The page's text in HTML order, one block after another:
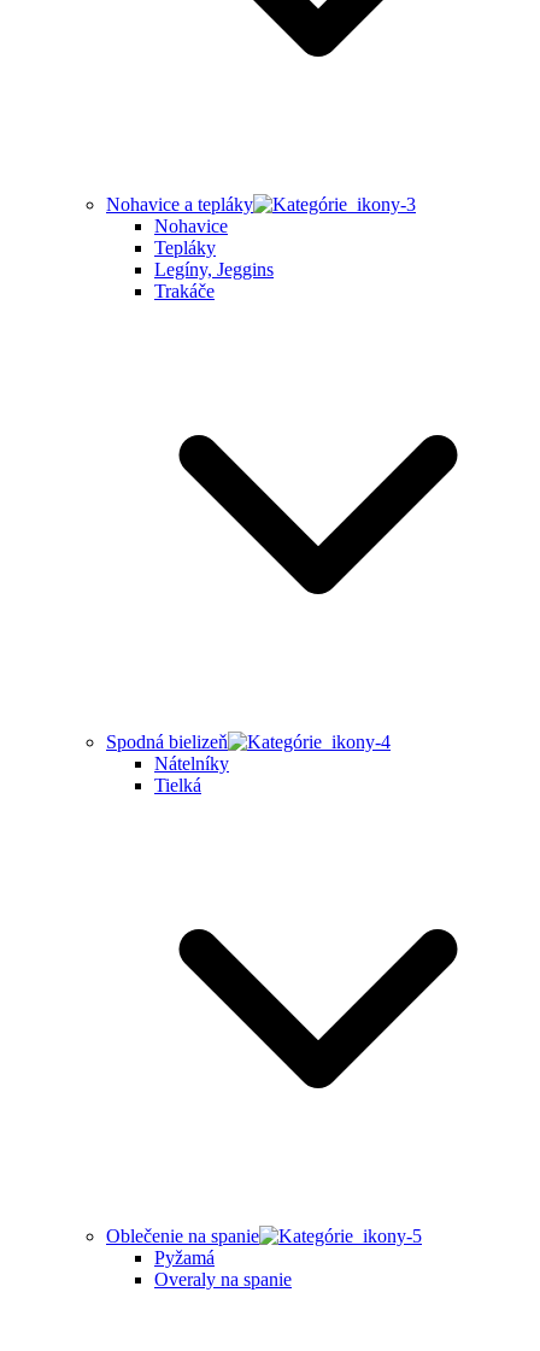
Nohavice a tepláky
Nohavice
Tepláky
Legíny, Jeggins
Trakáče
Spodná bielizeň
Nátelníky
Tielká
Oblečenie na spanie
Pyžamá
Overaly na spanie